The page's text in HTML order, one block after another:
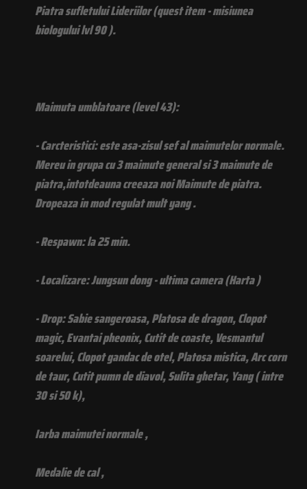
Piatra sufletului Lideriilor (quest item - misiunea
biologului lvl 90 ).
Maimuta umblatoare (level 43):
- Carcteristici: este asa-zisul sef al maimutelor normale.
Mereu in grupa cu 3 maimute general si 3 maimute de
piatra,intotdeauna creeaza noi Maimute de piatra.
Dropeaza in mod regulat mult yang .
- Respawn: la 25 min.
- Localizare: Jungsun dong - ultima camera (Harta )
- Drop: Sabie sangeroasa, Platosa de dragon, Clopot
magic, Evantai pheonix, Cutit de coaste, Vesmantul
soarelui, Clopot gandac de otel, Platosa mistica, Arc corn
de taur, Cutit pumn de diavol, Sulita ghetar, Yang ( intre
30 si 50 k),
Iarba maimutei normale ,
Medalie de cal ,